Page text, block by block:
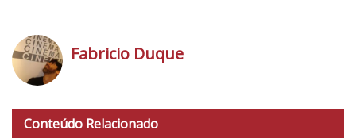
t
Fabricio Duque
Conteúdo Relacionado